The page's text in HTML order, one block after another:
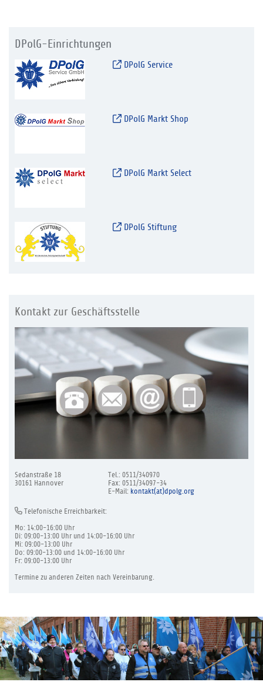
DPolG-Einrichtungen
DPolG Service
DPolG Markt Shop
DPolG Markt Select
DPolG Stiftung
Kontakt zur Geschäftsstelle
Sedanstraße 18
30161 Hannover
Tel.: 0511/340970
Fax: 0511/34097-34
E-Mail: kontakt(at)dpolg.org
Telefonische Erreichbarkeit:
Mo: 14:00-16:00 Uhr
Di: 09:00-13:00 Uhr und 14:00-16:00 Uhr
Mi: 09:00-13:00 Uhr
Do: 09:00-13:00 und 14:00-16:00 Uhr
Fr: 09:00-13:00 Uhr
Termine zu anderen Zeiten nach Vereinbarung.